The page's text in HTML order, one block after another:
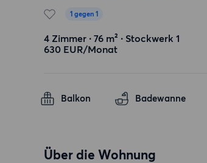
1 gegen 1
4 Zimmer ∙ 76 m² ∙ Stockwerk 1
630 EUR/Monat
Balkon Badewanne
Über die Wohnung